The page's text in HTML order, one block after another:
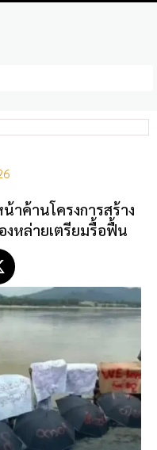
าค้านโครงการสร้าง
งหล่ายเตรียมรื้อฟื้น